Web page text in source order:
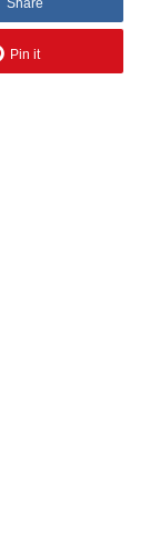
Share
Pin it